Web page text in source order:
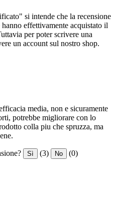
si intende che la recensione
effettivamente acquistato il
per poter scrivere una
un account sul nostro shop.
media, non e sicuramente
potrebbe migliorare con lo
colla piu che spruzza, ma
Sì (3) No (0)